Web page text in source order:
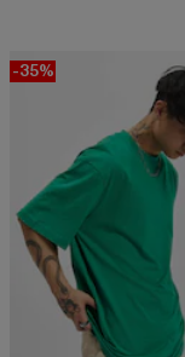
-35%